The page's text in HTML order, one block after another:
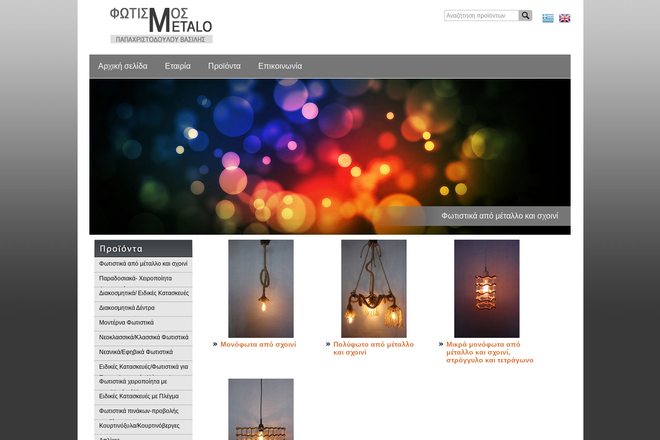
Αρχική σελίδα Εταιρία Προϊόντα Επικοινωνία
Φωτιστικά από μέταλλο και σχοινί
Φωτιστικά από μέταλλο και σχοινί
Παραδοσιακά- Χειροποίητα
Φωτιστικά
Διακοσμητικά/ Ειδικές Κατασκευές
Διακοσμητικά Δέντρα
Μοντέρνα Φωτιστικά
Νεοκλασσικά/Κλασσικά Φωτιστικά
Νεανικά/Εφηβικά Φωτιστικά
Ειδικές Κατασκευές/Φωτιστικά για
Επαγγελματικούς Χώρους/
Παραδοσιακά Φωτιστικά
Φωτιστικά χειροποίητα με
μεταλλικά φύλλα
Ειδικές Κατασκευές με Πλέγμα
Φωτιστικά πινάκων-προβολής
προϊόντων
Κουρτινόξυλα/Κουρτινόβεργες
Μονόφωτα από σχοινί
Πολύφωτο από μέταλλο
και σχοινί
Μικρά μονόφωτα από
μέταλλο και σχοινί,
στρόγγυλο και τετράγωνο